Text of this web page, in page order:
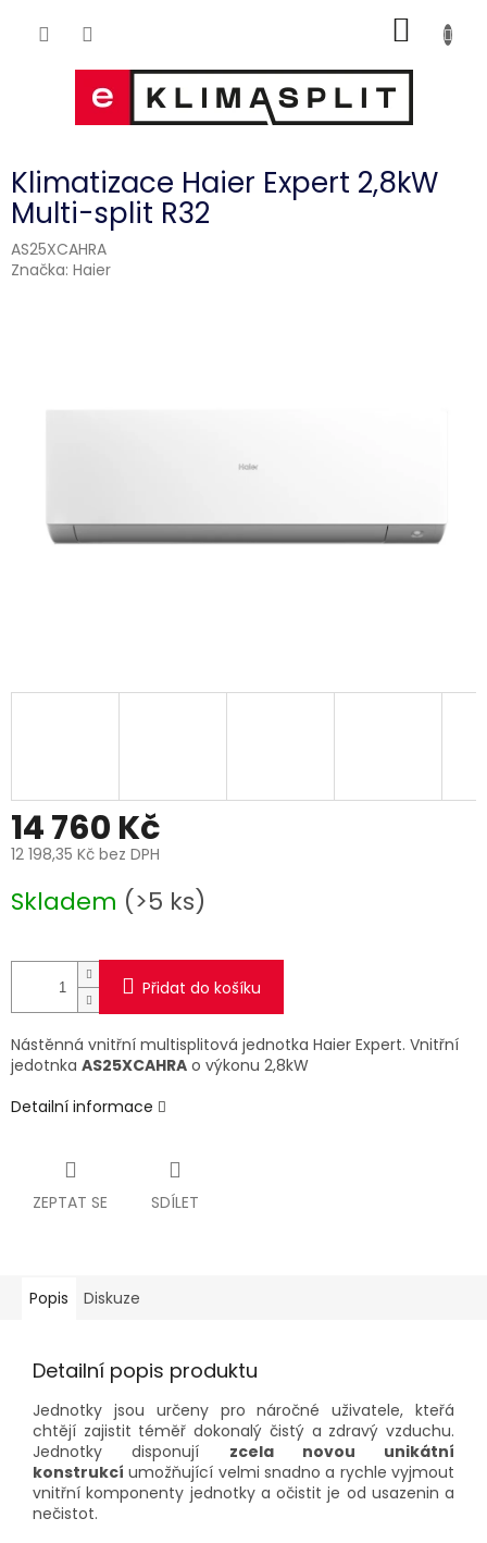
KOŠÍK
Klimatizace Haier Expert 2,8kW
Multi-split R32
AS25XCAHRA
Značka: Haier
14 760 Kč
12 198,35 Kč bez DPH
cena:
Skladem (>5 ks)
Přidat do košíku
Nástěnná vnitřní multisplitová jednotka Haier Expert. Vnitřní
jedotnka AS25XCAHRA o výkonu 2,8kW
Detailní informace
ZEPTAT SE SDÍLET
Popis Diskuze
Detailní popis produktu
Jednotky jsou určeny pro náročné uživatele, kteřá
chtějí zajistit téměř dokonalý čistý a zdravý vzduchu.
Jednotky disponují zcela novou unikátní
konstrukcí umožňující velmi snadno a rychle vyjmout
vnitřní komponenty jednotky a očistit je od usazenin a
nečistot.